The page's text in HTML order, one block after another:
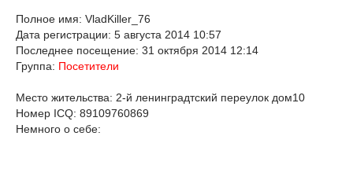
Полное имя: VladKiller_76
Дата регистрации: 5 августа 2014 10:57
Последнее посещение: 31 октября 2014 12:14
Группа: Посетители
Место жительства: 2-й ленинградтский переулок дом10
Номер ICQ: 89109760869
Немного о себе: